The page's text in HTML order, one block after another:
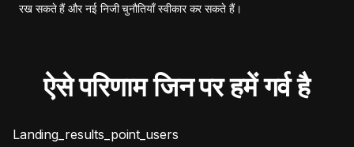
रख सकते हैं और नई निजी चुनौतियाँ स्वीकार कर सकते हैं।
ऐसे परिणाम जिन पर हमें गर्व है
Landing_results_point_users